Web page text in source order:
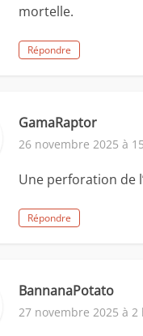
mortelle.
Répondre
GamaRaptor
26 novembre 2025 à
Une perforation de
Répondre
BannanaPotato
27 novembre 2025 à 2